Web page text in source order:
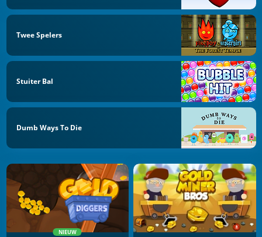
Twee Spelers
Stuiter Bal
Dumb Ways To Die
NIEUW